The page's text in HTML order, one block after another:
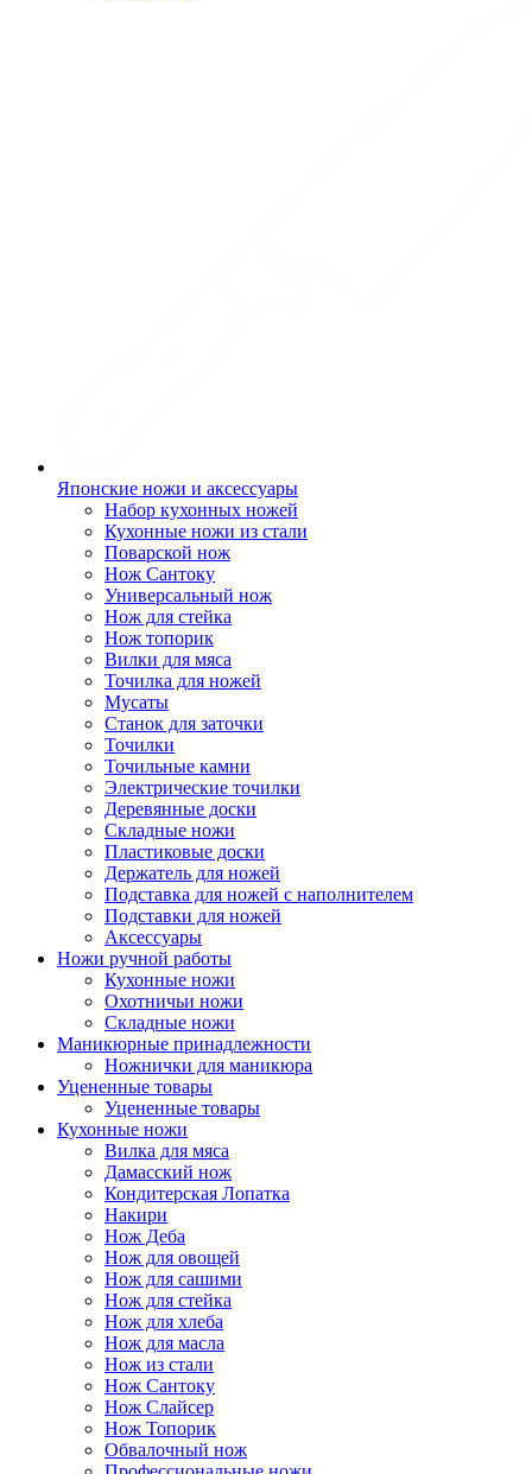
Японские ножи и аксессуары
Набор кухонных ножей
Кухонные ножи из стали
Поварской нож
Нож Сантоку
Универсальный нож
Нож для стейка
Нож топорик
Вилки для мяса
Точилка для ножей
Мусаты
Станок для заточки
Точилки
Точильные камни
Электрические точилки
Деревянные доски
Складные ножи
Пластиковые доски
Держатель для ножей
Подставка для ножей с наполнителем
Подставки для ножей
Аксессуары
Ножи ручной работы
Кухонные ножи
Охотничьи ножи
Складные ножи
Маникюрные принадлежности
Ножнички для маникюра
Уцененные товары
Уцененные товары
Кухонные ножи
Вилка для мяса
Дамасский нож
Кондитерская Лопатка
Накири
Нож Деба
Нож для овощей
Нож для сашими
Нож для стейка
Нож для хлеба
Нож для масла
Нож из стали
Нож Сантоку
Нож Слайсер
Нож Топорик
Обвалочный нож